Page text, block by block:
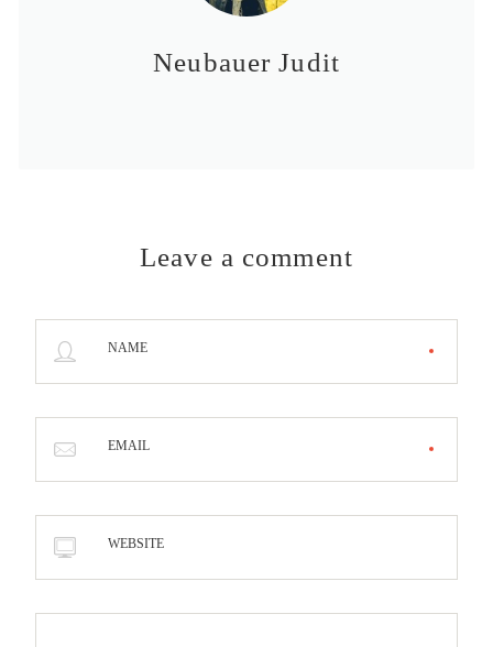
Neubauer Judit
Leave a comment
NAME
EMAIL
WEBSITE